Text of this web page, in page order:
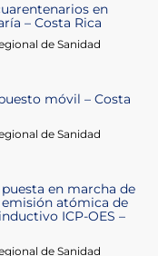
en
– Costa Rica
de Sanidad
móvil – Costa
de Sanidad
en marcha de
atómica de
ICP-OES –
de Sanidad